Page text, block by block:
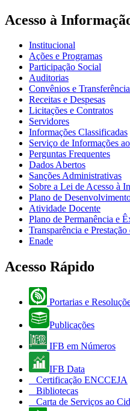
Acesso à
Institucional
Ações e Programas
Participação Social
Auditorias
Convênios e
Receitas e Despesas
Licitações e Contratos
Servidores
Informações Classificadas
Serviço de Informações
Perguntas Frequentes
Dados Abertos
Sanções Administrativas
Sobre a Lei de Acesso à
Plano de
Atividade Docente
Plano de Permanência e
Transparência e
Enade
Acesso Rápido
Portarias e
Publicações
IFB em Números
IFB Data
Certificação ENCCEJA
Bibliotecas
Carta de Serviços ao